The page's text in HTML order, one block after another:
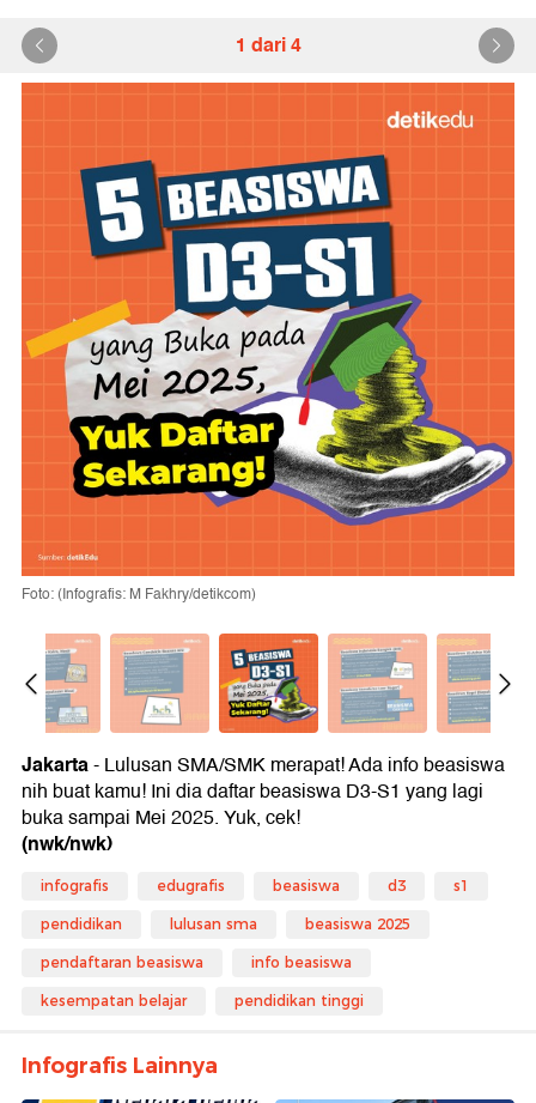
1 dari 4
Foto: (Infografis: M Fakhry/detikcom)
Jakarta- Lulusan SMA/SMK merapat! Ada info beasiswa
nih buat kamu! Ini dia daftar beasiswa D3-S1 yang lagi
buka sampai Mei 2025. Yuk, cek!
(nwk/nwk)
infografis edugrafis beasiswa d3 s1
pendidikan lulusan sma beasiswa 2025
pendaftaran beasiswa info beasiswa
kesempatan belajar pendidikan tinggi
Infografis Lainnya